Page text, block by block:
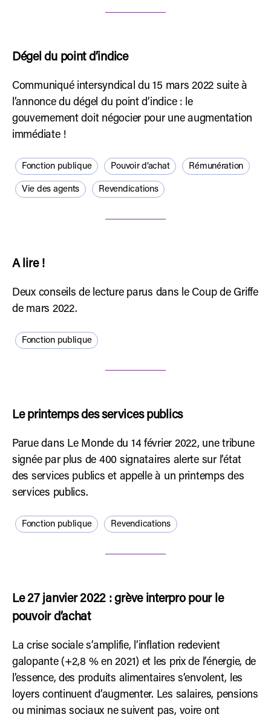
Dégel du point d’indice
Communiqué intersyndical du 15 mars 2022 suite à
l’annonce du dégel du point d’indice : le
gouvernement doit négocier pour une augmentation
immédiate !
Fonction publique Pouvoir d’achat Rémunération
Vie des agents Revendications
A lire !
Deux conseils de lecture parus dans le Coup de Griffe
de mars 2022.
Fonction publique
Le printemps des services publics
Parue dans Le Monde du 14 février 2022, une tribune
signée par plus de 400 signataires alerte sur l’état
des services publics et appelle à un printemps des
services publics.
Fonction publique Revendications
Le 27 janvier 2022 : grève interpro pour le
pouvoir d’achat
La crise sociale s’amplifie, l’inflation redevient
galopante (+2,8 % en 2021) et les prix de l’énergie, de
l’essence, des produits alimentaires s’envolent, les
loyers continuent d’augmenter. Les salaires, pensions
ou minimas sociaux ne suivent pas, voire ont